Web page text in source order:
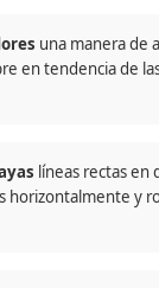
una manera de
en tendencia de
líneas rectas en
horizontalmente y